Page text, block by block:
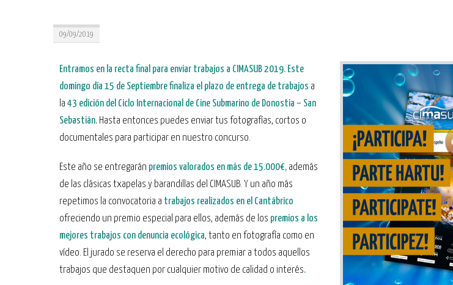
09/09/2019
Entramos en la recta final para enviar trabajos a CIMASUB 2019. Este
domingo día 15 de Septiembre finaliza el plazo de entrega de trabajos a
la 43 edición del Ciclo Internacional de Cine Submarino de Donostia – San
Sebastián. Hasta entonces puedes enviar tus fotografías, cortos o
documentales para participar en nuestro concurso.
Este año se entregarán premios valorados en más de 15.000€, además
de las clásicas txapelas y barandillas del CIMASUB. Y un año más
repetimos la convocatoria a trabajos realizados en el Cantábrico
ofreciendo un premio especial para ellos, además de los premios a los
mejores trabajos con denuncia ecológica, tanto en fotografía como en
vídeo. El jurado se reserva el derecho para premiar a todos aquellos
trabajos que destaquen por cualquier motivo de calidad o interés.